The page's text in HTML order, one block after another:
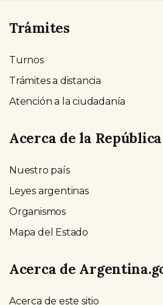
Trámites
Turnos
Trámites a distancia
Atención a la ciudadanía
Acerca de la
Nuestro país
Leyes argentinas
Organismos
Mapa del Estado
Acerca de
Acerca de este sitio